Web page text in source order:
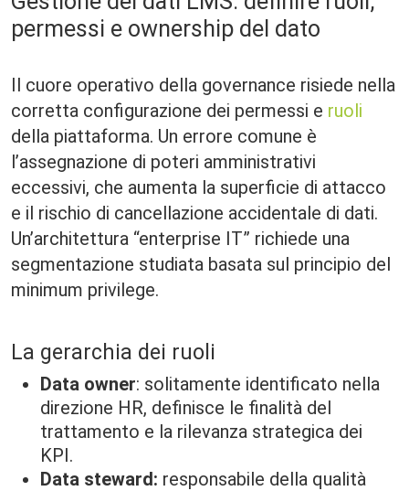
permessi e ownership del dato
Il cuore operativo della governance risiede nella
corretta configurazione dei permessi e ruoli
della piattaforma. Un errore comune è
l’assegnazione di poteri amministrativi
eccessivi, che aumenta la superficie di attacco
e il rischio di cancellazione accidentale di dati.
Un’architettura “enterprise IT” richiede una
segmentazione studiata basata sul principio del
minimum privilege.
La gerarchia dei ruoli
Data owner: solitamente identificato nella
direzione HR, definisce le finalità del
trattamento e la rilevanza strategica dei
KPI.
Data steward: responsabile della qualità